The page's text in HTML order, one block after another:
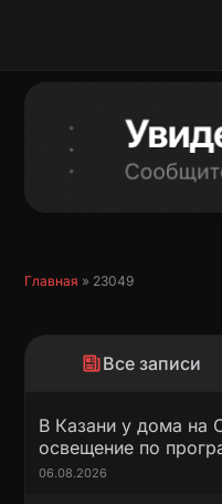
Главная » 23049
Все записи
В Казани у дома на
освещение по
06.08.2026